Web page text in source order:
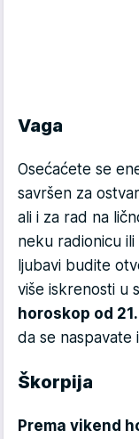
Vaga
Osećaćete se
savršen za
ali i za rad na
neku radionicu
ljubavi budite
više iskrenosti u
horoskop od
da se naspavate
Škorpija
Prema vikend